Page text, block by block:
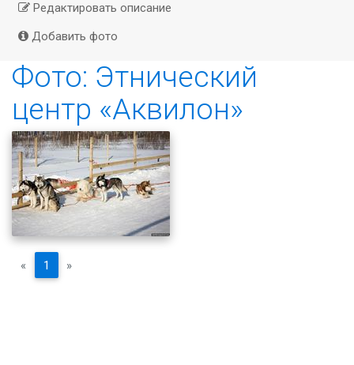
Редактировать описание
Добавить фото
Фото: Этнический
центр «Аквилон»
« 1 »